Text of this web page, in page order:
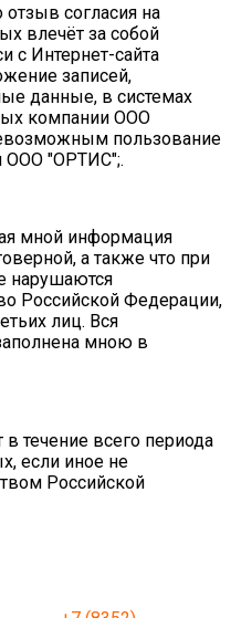
согласия на
влечёт за собой
с Интернет-сайта
записей,
данные, в системах
компании ООО
пользование
ООО "ОРТИС";.
мной информация
а также что при
нарушаются
Российской Федерации,
лиц. Вся
мною в
течение всего периода
если иное не
Российской